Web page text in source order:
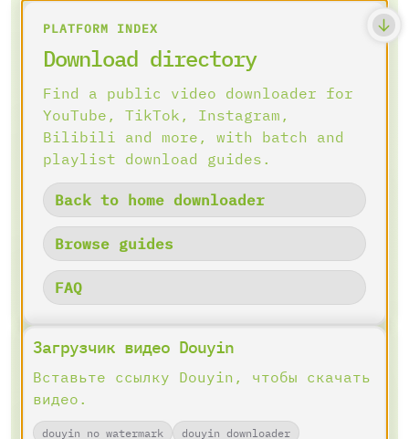
PLATFORM INDEX
Download directory
Find a public video downloader for
YouTube, TikTok, Instagram,
Bilibili and more, with batch and
playlist download guides.
Back to home downloader
Browse guides
FAQ
Загрузчик видео Douyin
Вставьте ссылку Douyin, чтобы скачать
видео.
douyin no watermark
douyin downloader